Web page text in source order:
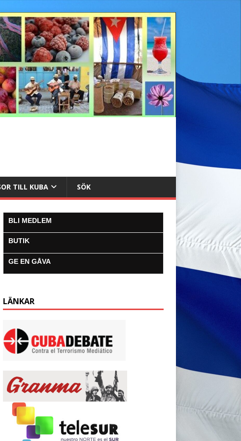
TILL KUBA SÖK
BLI MEDLEM
BUTIK
GE EN GÅVA
LÄNKAR